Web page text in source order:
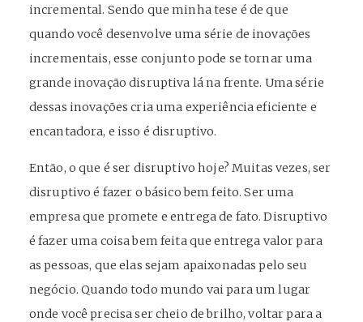
incremental. Sendo que minha tese é de que
quando você desenvolve uma série de inovações
incrementais, esse conjunto pode se tornar uma
grande inovação disruptiva lá na frente. Uma série
dessas inovações cria uma experiência eficiente e
encantadora, e isso é disruptivo.
Então, o que é ser disruptivo hoje? Muitas vezes, ser
disruptivo é fazer o básico bem feito. Ser uma
empresa que promete e entrega de fato. Disruptivo
é fazer uma coisa bem feita que entrega valor para
as pessoas, que elas sejam apaixonadas pelo seu
negócio. Quando todo mundo vai para um lugar
onde você precisa ser cheio de brilho, voltar para a